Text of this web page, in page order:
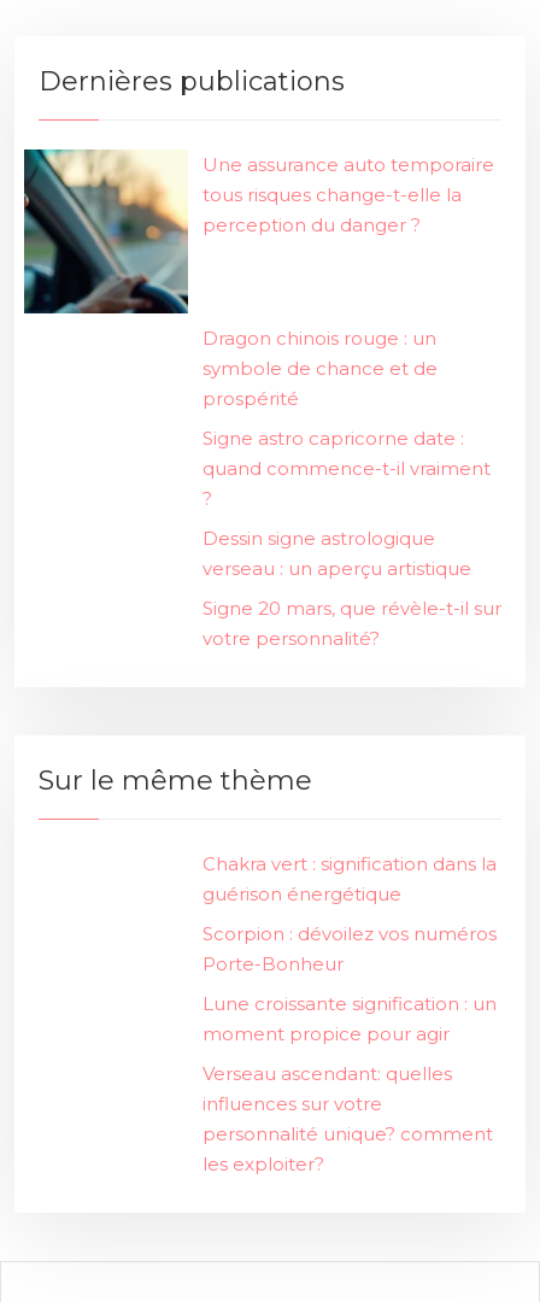
Dernières publications
Une assurance auto temporaire
tous risques change-t-elle la
perception du danger ?
Dragon chinois rouge : un
symbole de chance et de
prospérité
Signe astro capricorne date :
quand commence-t-il vraiment
?
Dessin signe astrologique
verseau : un aperçu artistique
Signe 20 mars, que révèle-t-il sur
votre personnalité?
Sur le même thème
Chakra vert : signification dans la
guérison énergétique
Scorpion : dévoilez vos numéros
Porte-Bonheur
Lune croissante signification : un
moment propice pour agir
Verseau ascendant: quelles
influences sur votre
personnalité unique? comment
les exploiter?